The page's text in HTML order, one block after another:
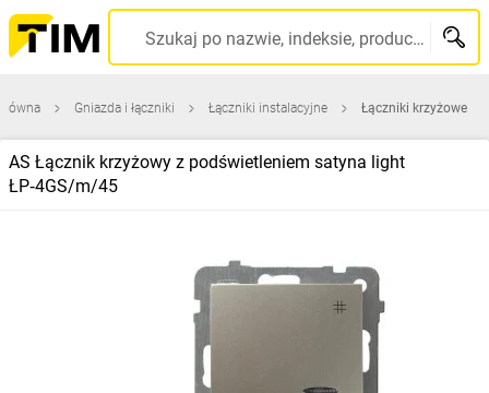
Szukaj po nazwie, indeksie, producencie, kodzie kreskowym...
Gniazda i łączniki Łączniki instalacyjne Łączniki krzyżowe
AS Łącznik krzyżowy z podświetleniem satyna light
ŁP‑4GS/m/45